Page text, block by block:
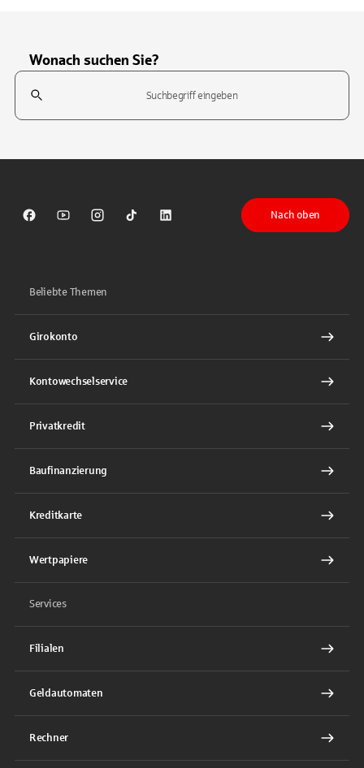
Wonach suchen Sie?
Suchfeld
Sparkasse auf Facebook
Sparkasse auf Youtube
Sparkasse auf Instagram
Sparkasse auf TikTok
Sparkasse auf LinkedIn
Nach oben
Beliebte Themen
Girokonto
Kontowechselservice
Privatkredit
Baufinanzierung
Kreditkarte
Wertpapiere
Services
Filialen
Geldautomaten
Rechner